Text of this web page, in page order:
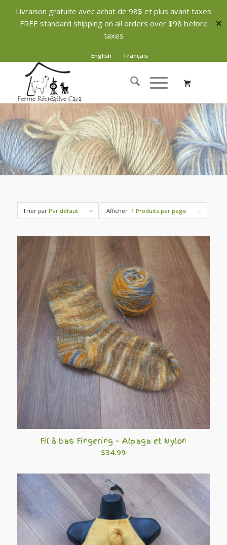
Livraison gratuite avec achat de 98$ et plus avant taxes
FREE standard shipping on all orders over $98 before
taxes
✕
English Français
Trier par Par défaut Afficher -1 Produits par page
Fil à bas Fingering – Alpaga et Nylon
$34.99